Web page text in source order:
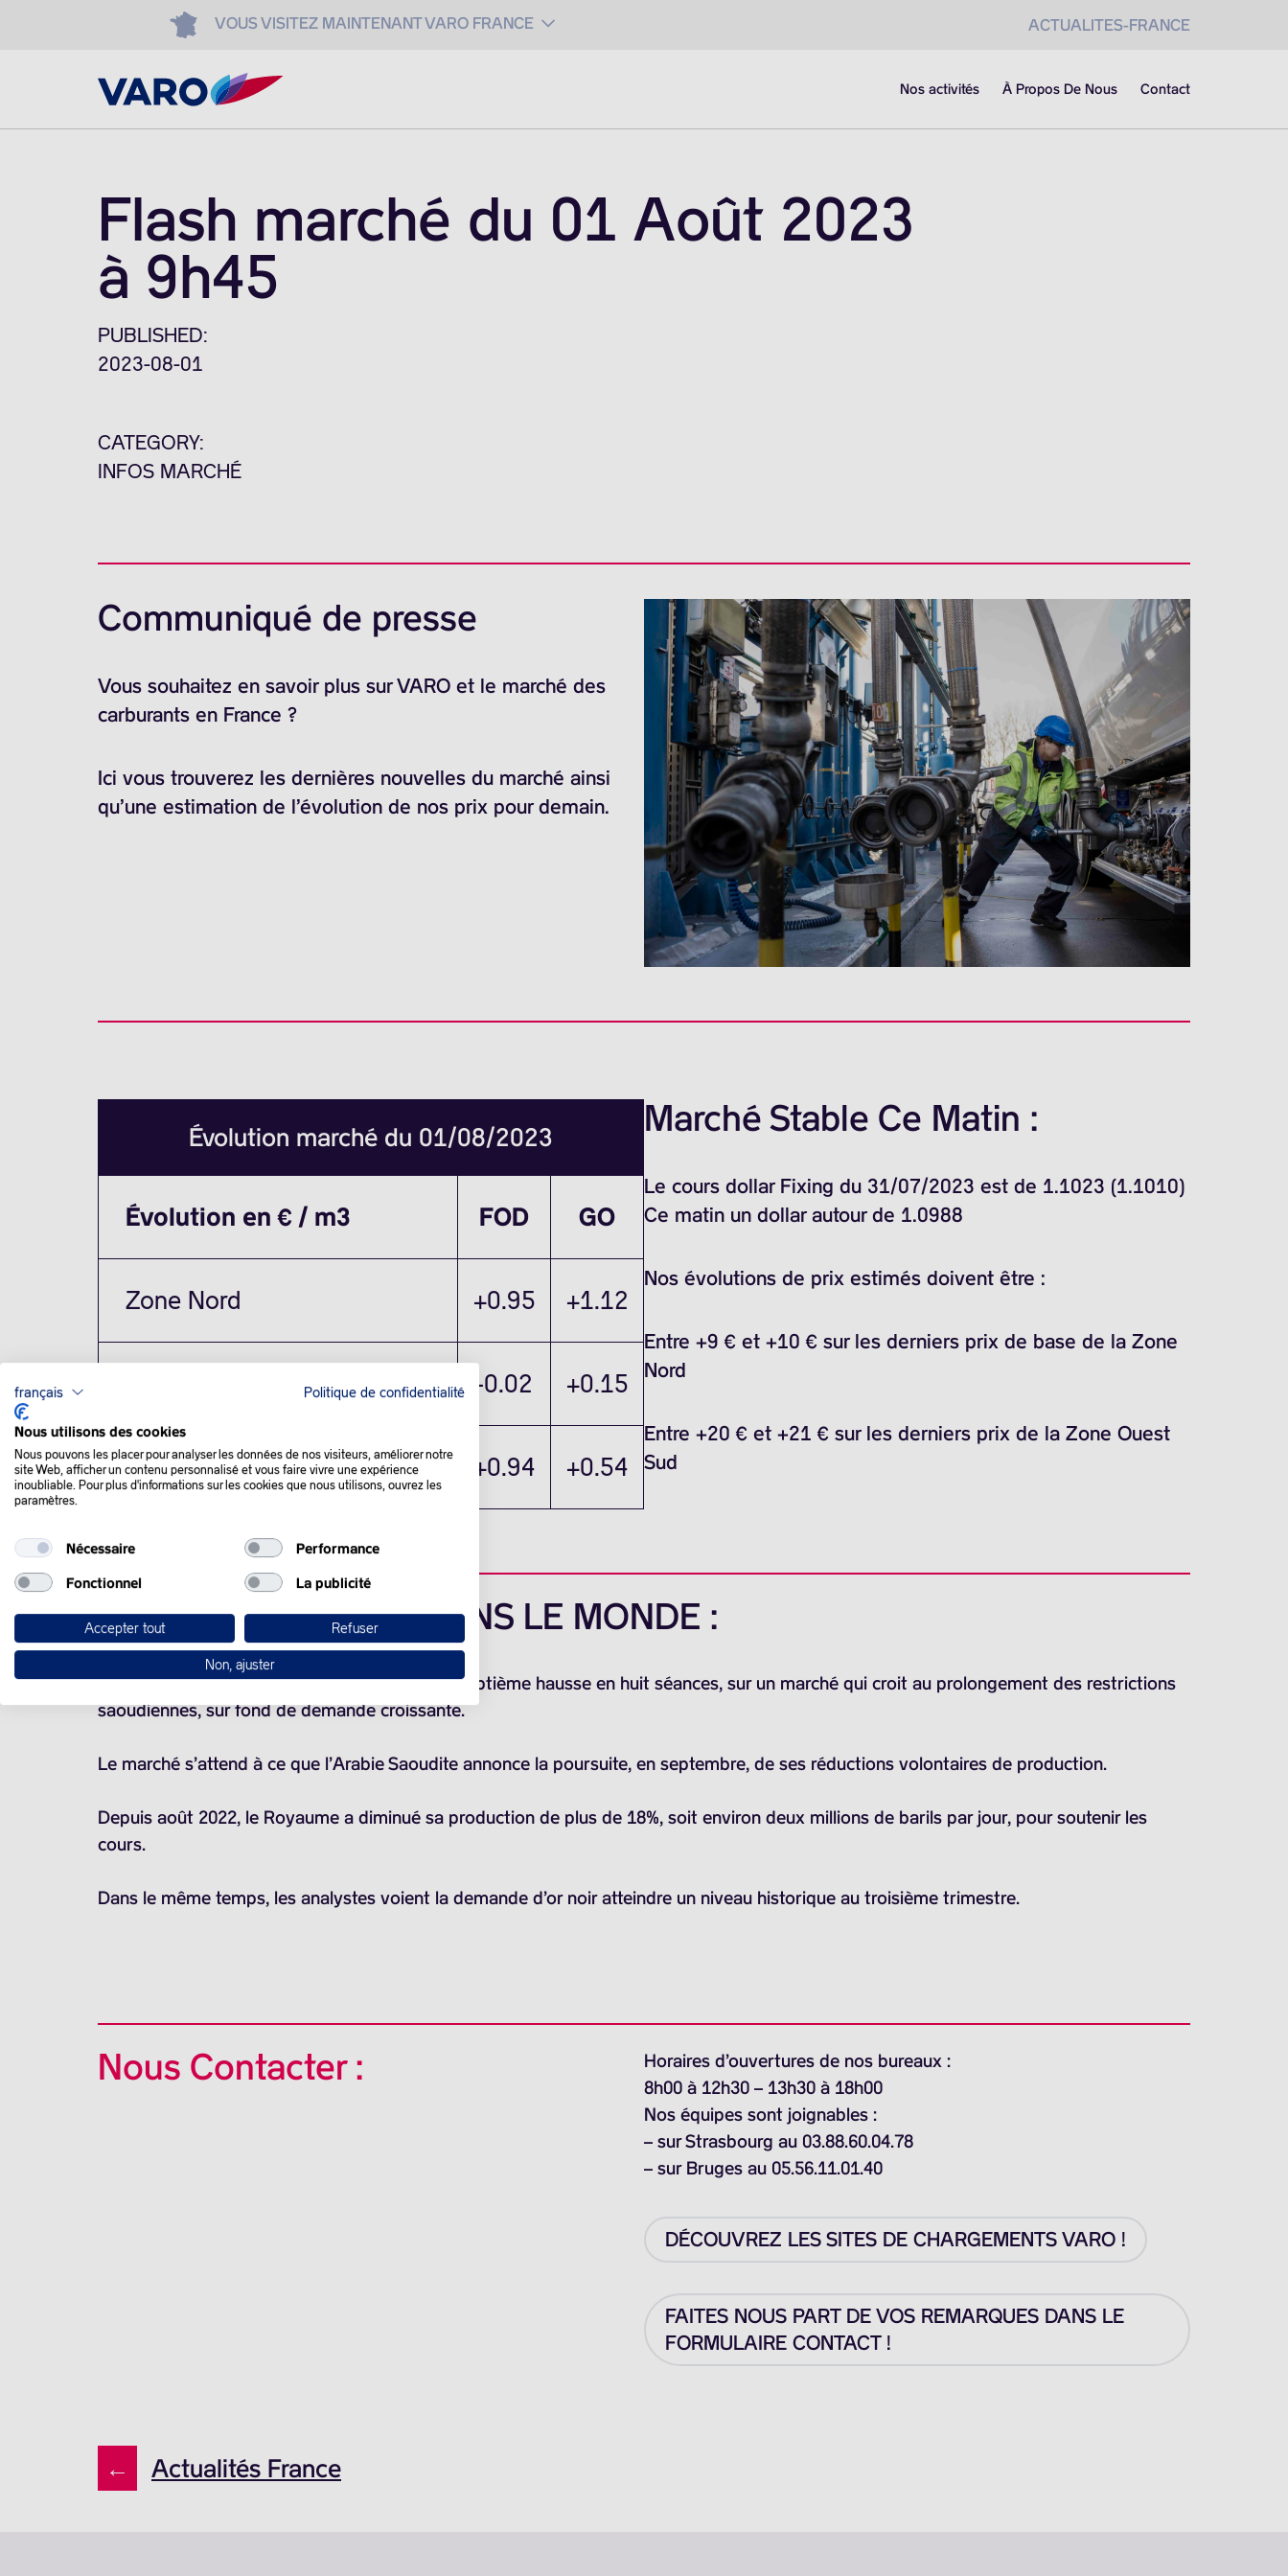
VOUS VISITEZ MAINTENANT VARO FRANCE ACTUALITES-FRANCE
Nos activités À Propos De Nous Contact
Flash marché du 01 Août 2023
à 9h45
PUBLISHED:
2023-08-01
CATEGORY:
INFOS MARCHÉ
Communiqué de presse
Vous souhaitez en savoir plus sur VARO et le marché des
carburants en France ?
Ici vous trouverez les dernières nouvelles du marché ainsi
qu’une estimation de l’évolution de nos prix pour demain.
Évolution marché du 01/08/2023
Évolution en € / m3 FOD GO
Zone Nord +0.95 +1.12
-0.02 +0.15
Zone Sud +0.94 +0.54
Marché Stable Ce Matin :
Le cours dollar Fixing du 31/07/2023 est de 1.1023 (1.1010)
Ce matin un dollar autour de 1.0988
Nos évolutions de prix estimés doivent être :
Entre +9 € et +10 € sur les derniers prix de base de la Zone
Nord
Entre +20 € et +21 € sur les derniers prix de la Zone Ouest
Sud
QUE SE PASSE-T-IL DANS LE MONDE :
Les cours du pétrole ont enregistré lundi leur septième hausse en huit séances, sur un marché qui croit au prolongement des restrictions
saoudiennes, sur fond de demande croissante.
Le marché s’attend à ce que l’Arabie Saoudite annonce la poursuite, en septembre, de ses réductions volontaires de production.
Depuis août 2022, le Royaume a diminué sa production de plus de 18%, soit environ deux millions de barils par jour, pour soutenir les
cours.
Dans le même temps, les analystes voient la demande d’or noir atteindre un niveau historique au troisième trimestre.
Nous Contacter :
Horaires d’ouvertures de nos bureaux :
8h00 à 12h30 – 13h30 à 18h00
Nos équipes sont joignables :
– sur Strasbourg au 03.88.60.04.78
– sur Bruges au 05.56.11.01.40
DÉCOUVREZ LES SITES DE CHARGEMENTS VARO !
FAITES NOUS PART DE VOS REMARQUES DANS LE
FORMULAIRE CONTACT !
← Actualités France
français Politique de confidentialité
Nous utilisons des cookies
Nous pouvons les placer pour analyser les données de nos visiteurs, améliorer notre
site Web, afficher un contenu personnalisé et vous faire vivre une expérience
inoubliable. Pour plus d'informations sur les cookies que nous utilisons, ouvrez les
paramètres.
Nécessaire Performance
Fonctionnel La publicité
Accepter tout Refuser
Non, ajuster